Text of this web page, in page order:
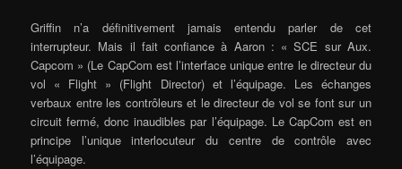
Griffin n’a définitivement jamais entendu parler de cet
interrupteur. Mais il fait confiance à Aaron : « SCE sur Aux.
Capcom » (Le CapCom est l’interface unique entre le directeur du
vol « Flight » (Flight Director) et l’équipage. Les échanges
verbaux entre les contrôleurs et le directeur de vol se font sur un
circuit fermé, donc inaudibles par l’équipage. Le CapCom est en
principe l’unique interlocuteur du centre de contrôle avec
l’équipage.